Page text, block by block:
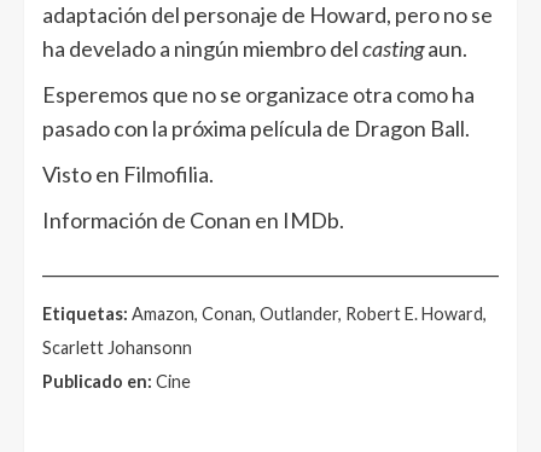
adaptación del personaje de Howard, pero no se
ha develado a ningún miembro delcastingaun.
Esperemos que no se organizace otra como ha
pasado con la próxima película de Dragon Ball.
Visto en Filmofilia.
Información de Conan en IMDb.
Etiquetas: Amazon, Conan, Outlander, Robert E. Howard,
Scarlett Johansonn
Publicado en: Cine